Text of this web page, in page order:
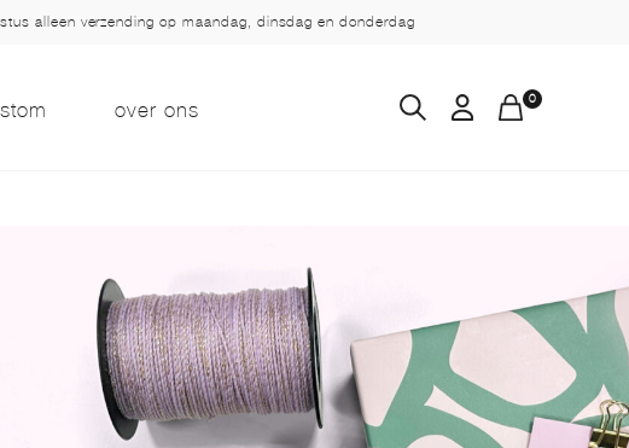
alleen verzending op maandag, dinsdag en donderdag
over ons 0